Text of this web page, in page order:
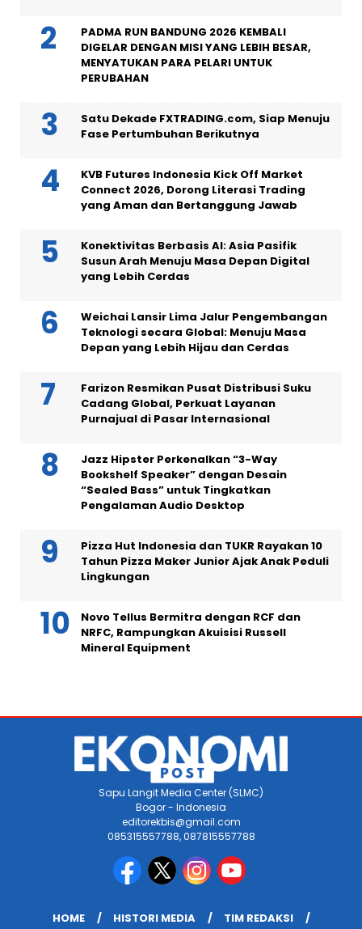
PADMA RUN BANDUNG 2026 KEMBALI
DIGELAR DENGAN MISI YANG LEBIH BESAR,
MENYATUKAN PARA PELARI UNTUK
PERUBAHAN
Satu Dekade FXTRADING.com, Siap Menuju
Fase Pertumbuhan Berikutnya
KVB Futures Indonesia Kick Off Market
Connect 2026, Dorong Literasi Trading
yang Aman dan Bertanggung Jawab
Konektivitas Berbasis AI: Asia Pasifik
Susun Arah Menuju Masa Depan Digital
yang Lebih Cerdas
Weichai Lansir Lima Jalur Pengembangan
Teknologi secara Global: Menuju Masa
Depan yang Lebih Hijau dan Cerdas
Farizon Resmikan Pusat Distribusi Suku
Cadang Global, Perkuat Layanan
Purnajual di Pasar Internasional
Jazz Hipster Perkenalkan “3-Way
Bookshelf Speaker” dengan Desain
“Sealed Bass” untuk Tingkatkan
Pengalaman Audio Desktop
Pizza Hut Indonesia dan TUKR Rayakan 10
Tahun Pizza Maker Junior Ajak Anak Peduli
Lingkungan
Novo Tellus Bermitra dengan RCF dan
NRFC, Rampungkan Akuisisi Russell
Mineral Equipment
Sapu Langit Media Center (SLMC)
Bogor - Indonesia
editorekbis@gmail.com
085315557788, 087815557788
HOME HISTORI MEDIA TIM REDAKSI